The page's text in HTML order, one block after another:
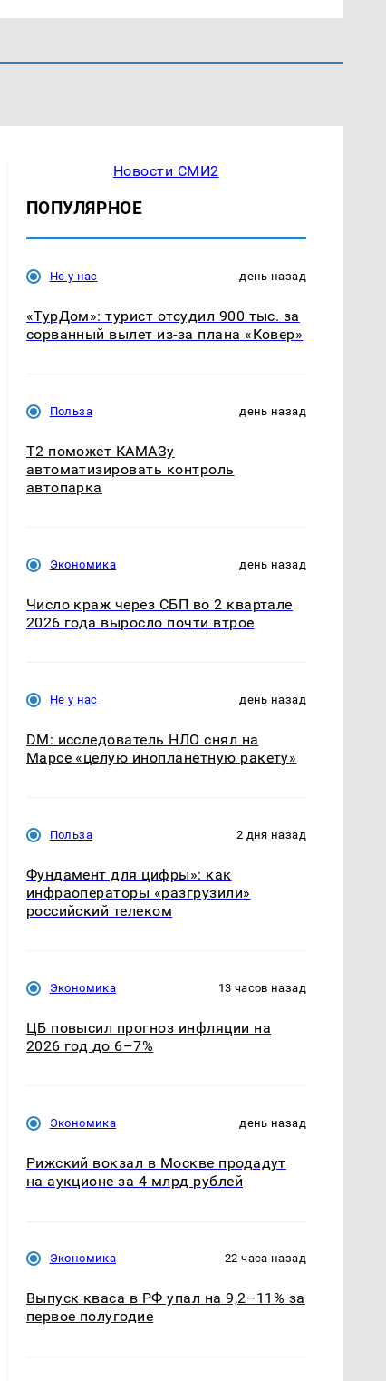
Новости СМИ2
ПОПУЛЯРНОЕ
Не у нас день назад
«ТурДом»: турист отсудил 900 тыс. за
сорванный вылет из-за плана «Ковер»
Польза день назад
T2 поможет КАМАЗу
автоматизировать контроль
автопарка
Экономика день назад
Число краж через СБП во 2 квартале
2026 года выросло почти втрое
Не у нас день назад
DM: исследователь НЛО снял на
Марсе «целую инопланетную ракету»
Польза 2 дня назад
Фундамент для цифры»: как
инфраоператоры «разгрузили»
российский телеком
Экономика 13 часов назад
ЦБ повысил прогноз инфляции на
2026 год до 6–7%
Экономика день назад
Рижский вокзал в Москве продадут
на аукционе за 4 млрд рублей
Экономика 22 часа назад
Выпуск кваса в РФ упал на 9,2–11% за
первое полугодие